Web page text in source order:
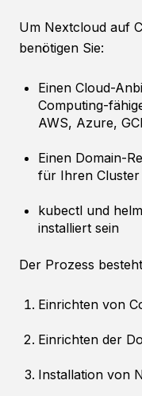
Um Nextcloud auf
benötigen Sie:
Einen Cloud-
Computing-
AWS, Azure,
Einen Domain-
für Ihren
kubectl und
installiert sein
Der Prozess
Einrichten von
Einrichten der
Installation von